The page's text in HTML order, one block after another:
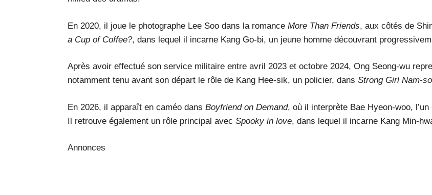
En 2020, il joue le photographe Lee Soo dans la romance More Than Friends, aux côtés de
a Cup of Coffee?, dans lequel il incarne Kang Go-bi, un jeune homme découvrant
Après avoir effectué son service militaire entre avril 2023 et octobre 2024, Ong Seong-wu
notamment tenu avant son départ le rôle de Kang Hee-sik, un policier, dans Strong Girl Nam-
En 2026, il apparaît en caméo dans Boyfriend on Demand, où il interprète Bae Hyeon-woo,
Il retrouve également un rôle principal avec Spooky in love, dans lequel il incarne Kang Min-
Annonces